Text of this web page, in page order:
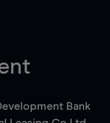
Bank